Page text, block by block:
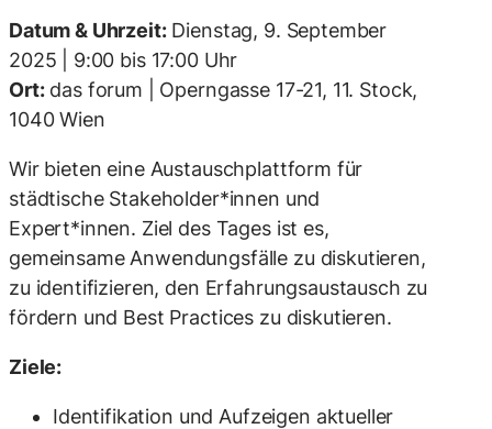
Datum & Uhrzeit:Dienstag, 9. September
2025 | 9:00 bis 17:00 Uhr
Ort:das forum | Operngasse 17-21, 11. Stock,
1040 Wien
Wir bieten eine Austauschplattform für
städtische Stakeholder*innen und
Expert*innen. Ziel des Tages ist es,
gemeinsame Anwendungsfälle zu diskutieren,
zu identifizieren, den Erfahrungsaustausch zu
fördern und Best Practices zu diskutieren.
Ziele:
Identifikation und Aufzeigen aktueller